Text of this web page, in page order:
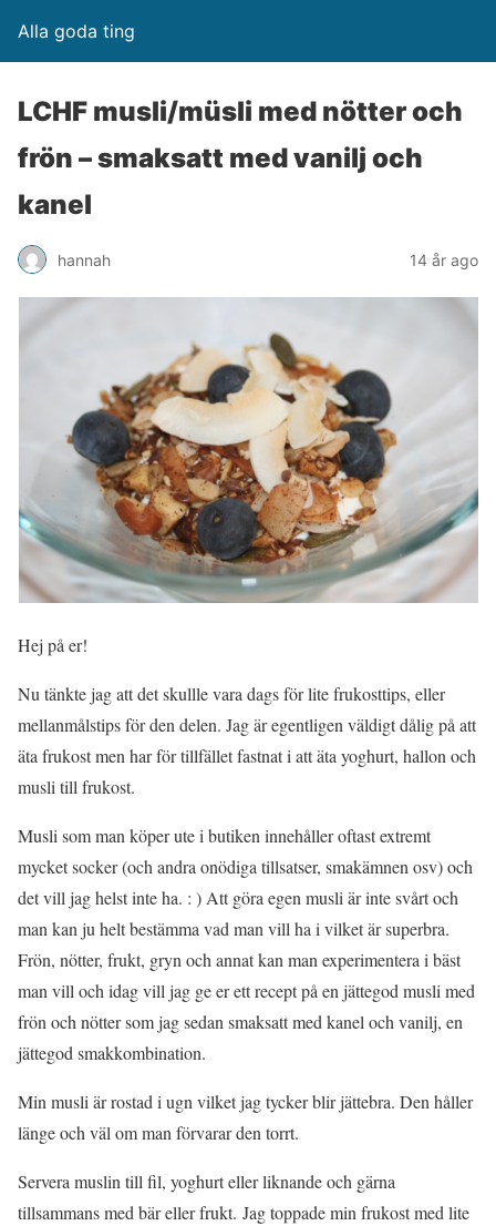
Alla goda ting
LCHF musli/müsli med nötter och
frön – smaksatt med vanilj och
kanel
hannah 14 år ago
Hej på er!
Nu tänkte jag att det skullle vara dags för lite frukosttips, eller
mellanmålstips för den delen. Jag är egentligen väldigt dålig på att
äta frukost men har för tillfället fastnat i att äta yoghurt, hallon och
musli till frukost.
Musli som man köper ute i butiken innehåller oftast extremt
mycket socker (och andra onödiga tillsatser, smakämnen osv) och
det vill jag helst inte ha. : ) Att göra egen musli är inte svårt och
man kan ju helt bestämma vad man vill ha i vilket är superbra.
Frön, nötter, frukt, gryn och annat kan man experimentera i bäst
man vill och idag vill jag ge er ett recept på en jättegod musli med
frön och nötter som jag sedan smaksatt med kanel och vanilj, en
jättegod smakkombination.
Min musli är rostad i ugn vilket jag tycker blir jättebra. Den håller
länge och väl om man förvarar den torrt.
Servera muslin till fil, yoghurt eller liknande och gärna
tillsammans med bär eller frukt. Jag toppade min frukost med lite